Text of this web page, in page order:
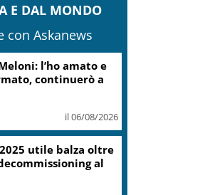
E DAL MONDO
con Askanews
torna la festa
Arnad: c’è anche il
il 06/08/2026
tornano
su alternanza,
quote vere